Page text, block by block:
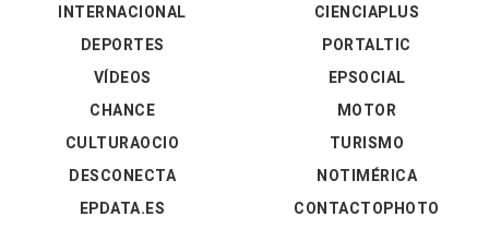
INTERNACIONAL
DEPORTES
VÍDEOS
CIENCIAPLUS
PORTALTIC
EPSOCIAL
CHANCE
CULTURAOCIO
DESCONECTA
EPDATA.ES
MOTOR
TURISMO
NOTIMÉRICA
CONTACTOPHOTO